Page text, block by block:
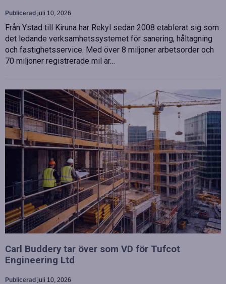
Publicerad juli 10, 2026
Från Ystad till Kiruna har Rekyl sedan 2008 etablerat sig som
det ledande verksamhetssystemet för sanering, håltagning
och fastighetsservice. Med över 8 miljoner arbetsorder och
70 miljoner registrerade mil är…
Carl Buddery tar över som VD för Tufcot
Engineering Ltd
Publicerad juli 10, 2026